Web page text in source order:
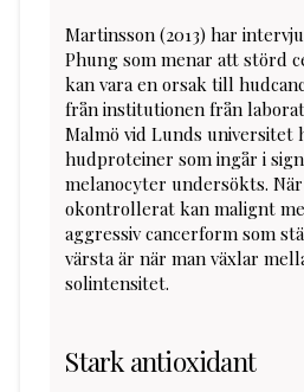
Martinsson (2013) har
Phung som menar att störd
kan vara en orsak till
från institutionen från
Malmö vid Lunds universitet
hudproteiner som ingår i
melanocyter undersökts.
okontrollerat kan malignt
aggressiv cancerform som
värsta är när man växlar
solintensitet.
Stark antioxidant